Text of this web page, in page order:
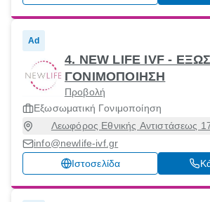
Ad
4. NEW LIFE IVF -
ΓΟΝΙΜΟΠΟΙΗΣΗ
Προβολή
Εξωσωματική Γονιμοποίηση
Λεωφόρος Εθνικής Αντιστάσεως
Θεσσαλονίκη, 55134
info@newlife-ivf.gr
Ιστοσελίδα